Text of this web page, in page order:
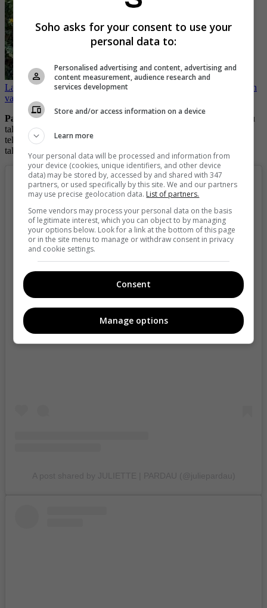
La ‘Pajarita’ se fue de vacaciones y mostró sus grandes atributos en
varios vestidos de baño
Pardaues una actriz y cantante venezolana de 35 años que con su
talento ha estado en grandes e importantes producciones de la
televisión nacional, cautivando siempre a los televidentes con su
talento y belleza.
View this post on Instagram
Soho asks for your consent to use your
personal data to:
Personalised advertising and content, advertising and
content measurement, audience research and
services development
Store and/or access information on a device
Learn more
Your personal data will be processed and information from
your device (cookies, unique identifiers, and other device
data) may be stored by, accessed by and shared with 347
partners, or used specifically by this site. We and our partners
may use precise geolocation data. List of partners.
Some vendors may process your personal data on the basis
of legitimate interest, which you can object to by managing
your options below. Look for a link at the bottom of this page
or in the site menu to manage or withdraw consent in privacy
and cookie settings.
Consent
Manage options